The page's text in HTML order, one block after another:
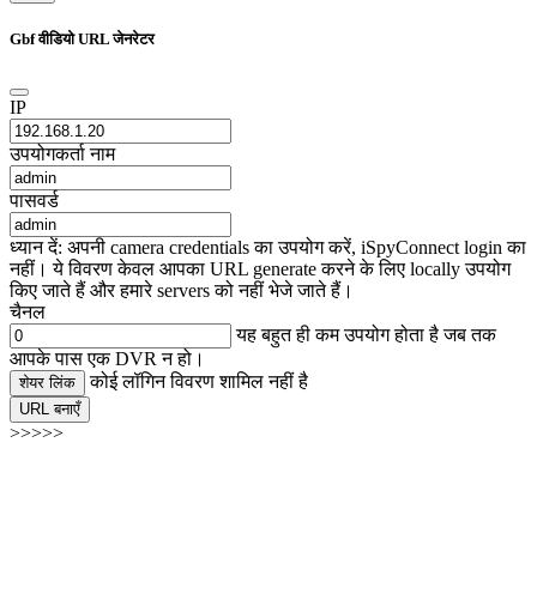
Gbf वीडियो URL जेनरेटर
IP
उपयोगकर्ता नाम
पासवर्ड
ध्यान दें: अपनी camera credentials का उपयोग करें, iSpyConnect login का
नहीं। ये विवरण केवल आपका URL generate करने के लिए locally उपयोग
किए जाते हैं और हमारे servers को नहीं भेजे जाते हैं।
चैनल
यह बहुत ही कम उपयोग होता है जब तक
आपके पास एक DVR न हो।
शेयर लिंक कोई लॉगिन विवरण शामिल नहीं है
URL बनाएँ
>>>>>